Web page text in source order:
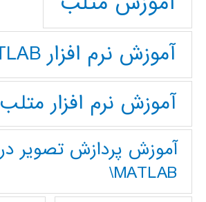
آموزش نرم افزار MATLAB
آموزش نرم افزار متلب
آموزش پردازش تصوير در
MATLAB\